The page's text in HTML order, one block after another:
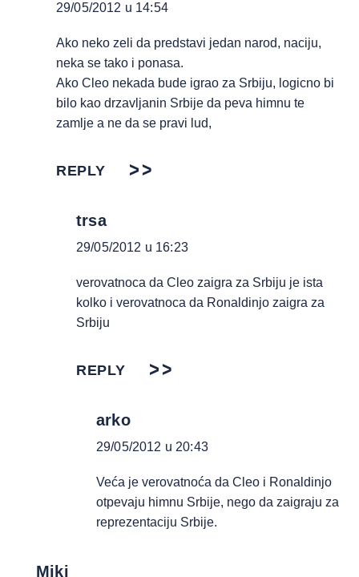
29/05/2012 u 14:54
Ako neko zeli da predstavi jedan narod, naciju,
neka se tako i ponasa.
Ako Cleo nekada bude igrao za Srbiju, logicno bi
bilo kao drzavljanin Srbije da peva himnu te
zamlje a ne da se pravi lud,
REPLY
trsa
29/05/2012 u 16:23
verovatnoca da Cleo zaigra za Srbiju je ista
kolko i verovatnoca da Ronaldinjo zaigra za
Srbiju
REPLY
arko
29/05/2012 u 20:43
Veća je verovatnoća da Cleo i Ronaldinjo
otpevaju himnu Srbije, nego da zaigraju za
reprezentaciju Srbije.
Miki